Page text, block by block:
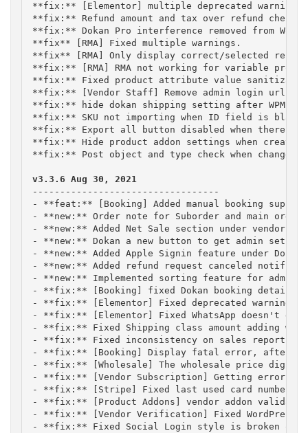
**fix:** [Elementor] multiple deprecated warning
**fix:** Refund amount and tax over refund check
**fix:** Dokan Pro interference removed from
**fix** [RMA] Fixed multiple warnings.
**fix** [RMA] Only display correct/selected refund
**fix:** [RMA] RMA not working for variable
**fix:** Fixed product attribute value
**fix:** [Vendor Staff] Remove admin login url
**fix:** hide dokan shipping setting after WPML
**fix:** SKU not importing when ID field is blank
**fix:** Export all button disabled when there is
**fix:** Hide product addon settings when creating
**fix:** Post object and type check when change
----------------------------------
- **feat:** [Booking] Added manual booking
- **new:** Order note for Suborder and main order
- **new:** Added Net Sale section under vendor
- **new:** Dokan a new button to get admin setup
- **new:** Added Apple Signin feature under
- **new:** Added refund request canceled
- **new:** Implemented sorting feature for admin
- **fix:** [Booking] fixed Dokan booking details
- **fix:** [Elementor] Fixed deprecated warning
- **fix:** [Elementor] Fixed WhatsApp doesn't get
- **fix:** Fixed Shipping class amount adding
- **fix:** Fixed inconsistency on sales report for
- **fix:** [Booking] Display fatal error, after
- **fix:** [Wholesale] The wholesale price digits
- **fix:** [Vendor Subscription] Getting error
- **fix:** [Stripe] Fixed last used card number
- **fix:** [Product Addons] vendor addon
- **fix:** [Vendor Verification] Fixed WordPress
- **fix:** Fixed Social Login style is broken on